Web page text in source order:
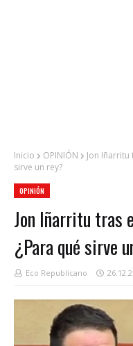
Inicio OPINIÓN
Jon Iñarritu
sirve un rey?
OPINIÓN
Jon Iñarritu tras
¿Para qué sirve
Eco Republicano